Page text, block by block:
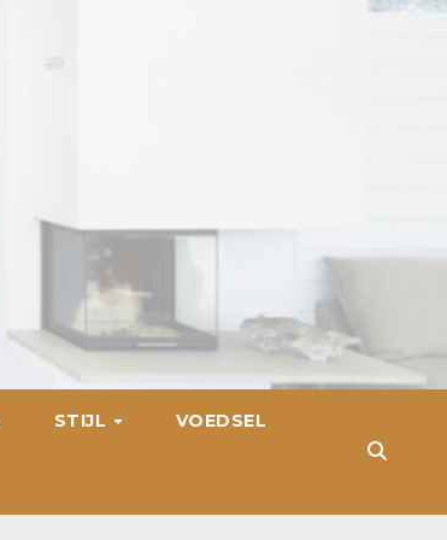
STIJL VOEDSEL